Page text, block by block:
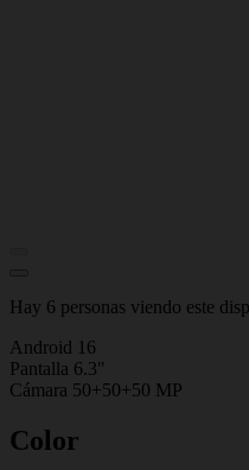
Hay 6 personas viendo este
Android 16
Pantalla 6.3"
Cámara 50+50+50 MP
Color